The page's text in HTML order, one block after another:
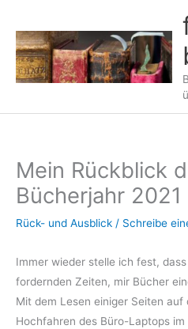
Inhalt
springen
Mein Rückblick
Bücherjahr 2021
Rück- und Ausblick / Schreibe
Immer wieder stelle ich fest,
fordernden Zeiten, mir Bücher
Mit dem Lesen einiger Seiten
Hochfahren des Büro-Laptops